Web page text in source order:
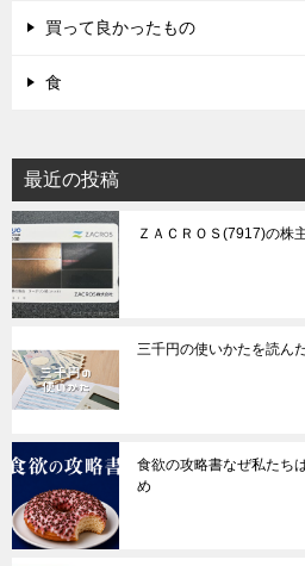
買って良かったもの
食
最近の投稿
ＺＡＣＲＯＳ(7917)の株
三千円の使いかたを読ん
食欲の攻略書なぜ私たち
め